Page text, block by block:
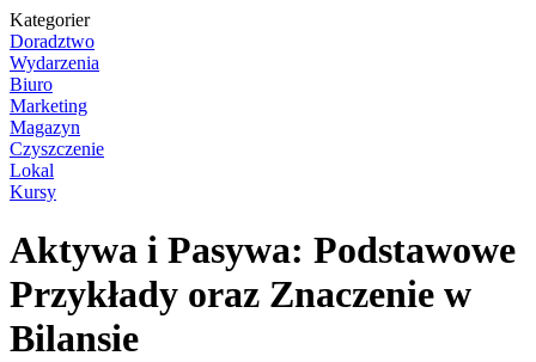
Kategorier
Doradztwo
Wydarzenia
Biuro
Marketing
Magazyn
Czyszczenie
Lokal
Kursy
Aktywa i Pasywa: Podstawowe
Przykłady oraz Znaczenie w
Bilansie